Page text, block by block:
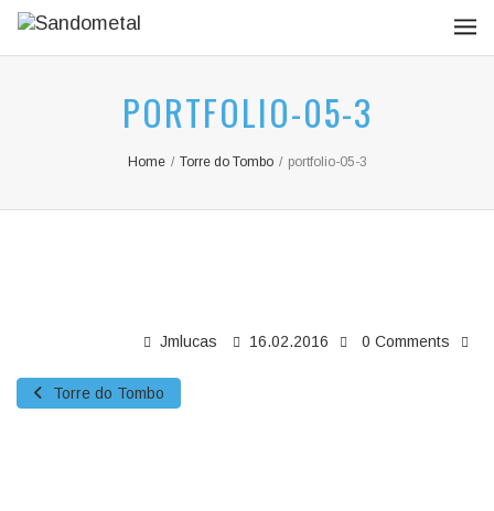
PORTFOLIO-05-3
Home / Torre do Tombo / portfolio-05-3
Jmlucas 16.02.2016 0 Comments
Torre do Tombo